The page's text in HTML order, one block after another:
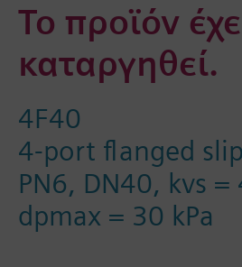
Το προϊόν
καταργηθεί.
4F40
4-port flanged
PN6, DN40, kvs
dpmax = 30 kPa